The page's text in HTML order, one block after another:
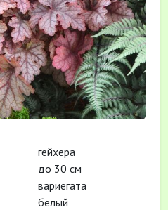
гейхера
до 30 см
вариегата
белый